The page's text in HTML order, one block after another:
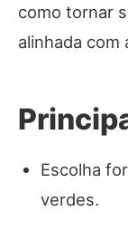
como tornar
alinhada com
Escolha
verdes.